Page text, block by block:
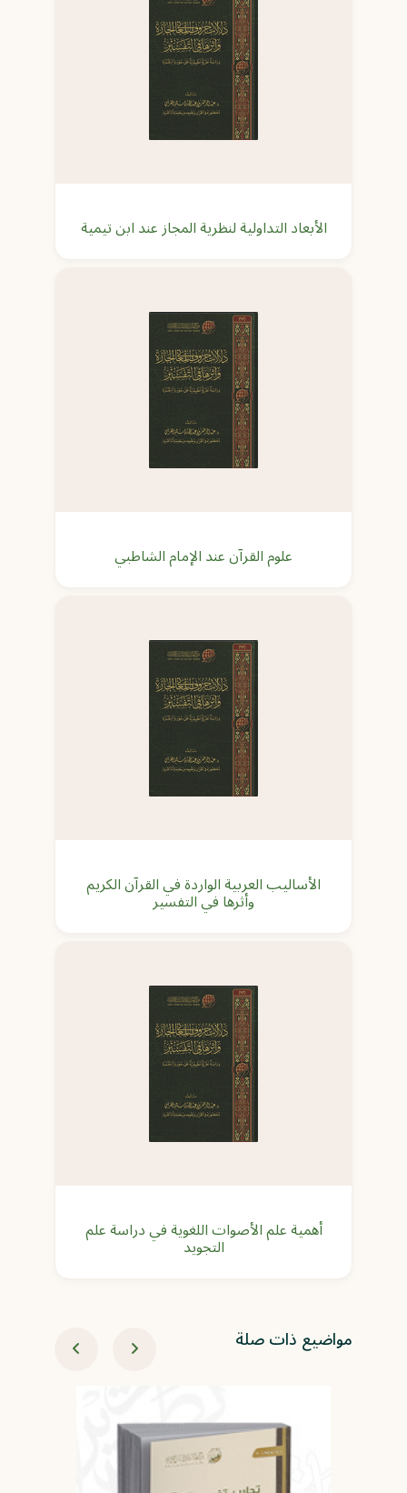
الأبعاد التداولية لنظرية المجاز عند ابن تيمية
علوم القرآن عند الإمام الشاطبي
الأساليب العربية الواردة في القرآن الكريم
وأثرها في التفسير
أهمية علم الأصوات اللغوية في دراسة علم
التجويد
مواضيع ذات صلة